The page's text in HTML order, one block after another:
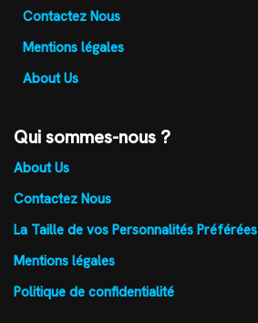
Contactez Nous
Mentions légales
About Us
Qui sommes-nous ?
About Us
Contactez Nous
La Taille de vos Personnalités Préférées
Mentions légales
Politique de confidentialité